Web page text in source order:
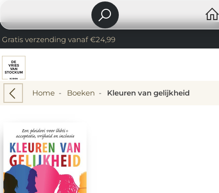
Gratis verzending vanaf €24,99
Home- Boeken - Kleuren van gelijkheid